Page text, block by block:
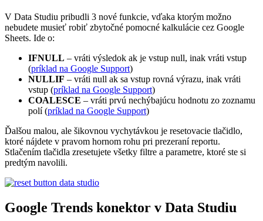
V Data Studiu pribudli 3 nové funkcie, vďaka ktorým možno
nebudete musieť robiť zbytočné pomocné kalkulácie cez Google
Sheets. Ide o:
IFNULL – vráti výsledok ak je vstup null, inak vráti vstup
(príklad na Google Support)
NULLIF – vráti null ak sa vstup rovná výrazu, inak vráti
vstup (príklad na Google Support)
COALESCE – vráti prvú nechýbajúcu hodnotu zo zoznamu
polí (príklad na Google Support)
Ďalšou malou, ale šikovnou vychytávkou je resetovacie tlačidlo,
ktoré nájdete v pravom hornom rohu pri prezeraní reportu.
Stlačením tlačidla zresetujete všetky filtre a parametre, ktoré ste si
predtým navolili.
Google Trends konektor v Data Studiu